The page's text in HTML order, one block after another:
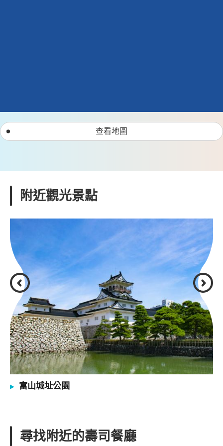
查看地圖
附近觀光景點
富山城址公園
尋找附近的壽司餐廳